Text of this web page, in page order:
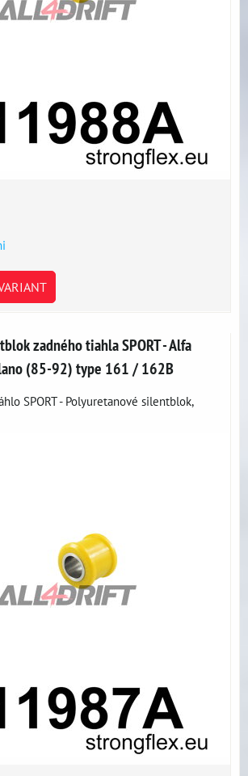
zadného tiahla SPORT - Alfa
(85-92) type 161 / 162B
SPORT - Polyuretanové silentblok,